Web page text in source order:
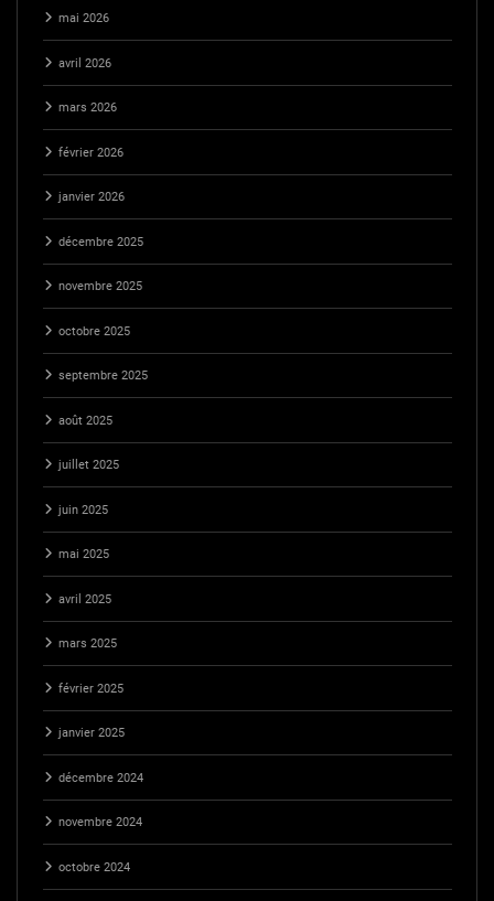
mai 2026
avril 2026
mars 2026
février 2026
janvier 2026
décembre 2025
novembre 2025
octobre 2025
septembre 2025
août 2025
juillet 2025
juin 2025
mai 2025
avril 2025
mars 2025
février 2025
janvier 2025
décembre 2024
novembre 2024
octobre 2024